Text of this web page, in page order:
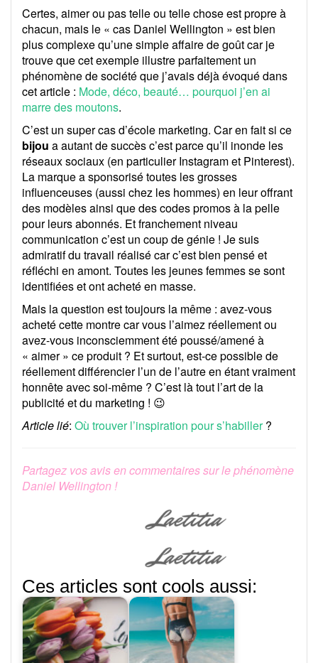
Certes, aimer ou pas telle ou telle chose est propre à
chacun, mais le « cas Daniel Wellington » est bien
plus complexe qu’une simple affaire de goût car je
trouve que cet exemple illustre parfaitement un
phénomène de société que j’avais déjà évoqué dans
cet article : Mode, déco, beauté… pourquoi j’en ai
marre des moutons.
C’est un super cas d’école marketing. Car en fait si ce
bijou a autant de succès c’est parce qu’il inonde les
réseaux sociaux (en particulier Instagram et Pinterest).
La marque a sponsorisé toutes les grosses
influenceuses (aussi chez les hommes) en leur offrant
des modèles ainsi que des codes promos à la pelle
pour leurs abonnés. Et franchement niveau
communication c’est un coup de génie ! Je suis
admiratif du travail réalisé car c’est bien pensé et
réfléchi en amont. Toutes les jeunes femmes se sont
identifiées et ont acheté en masse.
Mais la question est toujours la même : avez-vous
acheté cette montre car vous l’aimez réellement ou
avez-vous inconsciemment été poussé/amené à
« aimer » ce produit ? Et surtout, est-ce possible de
réellement différencier l’un de l’autre en étant vraiment
honnête avec soi-même ? C’est là tout l’art de la
publicité et du marketing ! 😉
Article lié: Où trouver l’inspiration pour s’habiller?
Partagez vos avis en commentaires sur le phénomène
Daniel Wellington !
Ces articles sont cools aussi: